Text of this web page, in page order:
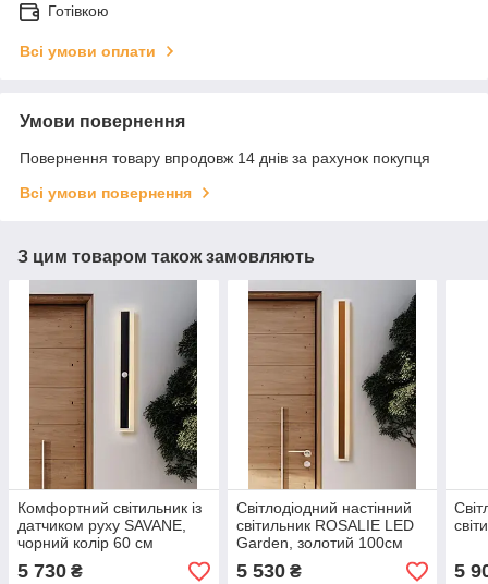
Готівкою
Всі умови оплати
Умови повернення
Повернення товару впродовж 14 днів за рахунок покупця
Всі умови повернення
З цим товаром також замовляють
Комфортний світильник із
датчиком руху SAVANE,
чорний колір 60 см
5 730 ₴
Світлодіодний настінний
світильник ROSALIE LED
Garden, золотий 100см
5 530₴ 5